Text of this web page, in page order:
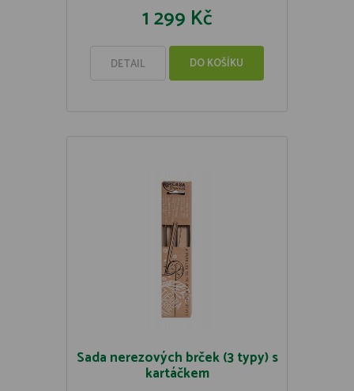
1 299 Kč
DETAIL DO KOŠÍKU
Sada nerezových brček (3 typy) s
kartáčkem